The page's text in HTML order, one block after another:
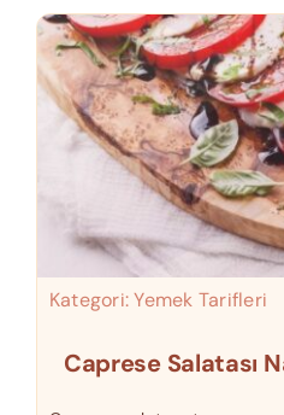
Kategori:Yemek Tarifleri
Caprese Salatası